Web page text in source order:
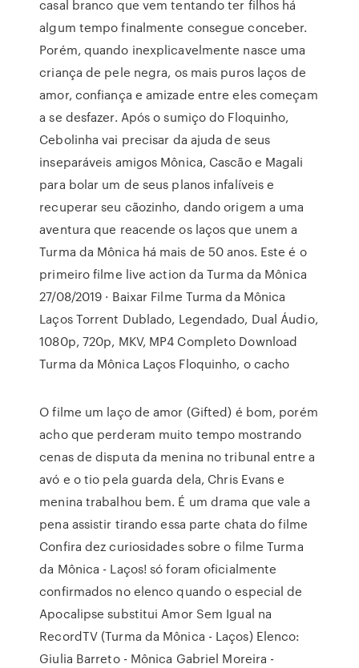
casal branco que vem tentando ter filhos há
algum tempo finalmente consegue conceber.
Porém, quando inexplicavelmente nasce uma
criança de pele negra, os mais puros laços de
amor, confiança e amizade entre eles começam
a se desfazer. Após o sumiço do Floquinho,
Cebolinha vai precisar da ajuda de seus
inseparáveis amigos Mônica, Cascão e Magali
para bolar um de seus planos infalíveis e
recuperar seu cãozinho, dando origem a uma
aventura que reacende os laços que unem a
Turma da Mônica há mais de 50 anos. Este é o
primeiro filme live action da Turma da Mônica
27/08/2019 · Baixar Filme Turma da Mônica
Laços Torrent Dublado, Legendado, Dual Áudio,
1080p, 720p, MKV, MP4 Completo Download
Turma da Mônica Laços Floquinho, o cacho
O filme um laço de amor (Gifted) é bom, porém
acho que perderam muito tempo mostrando
cenas de disputa da menina no tribunal entre a
avó e o tio pela guarda dela, Chris Evans e
menina trabalhou bem. É um drama que vale a
pena assistir tirando essa parte chata do filme
Confira dez curiosidades sobre o filme Turma
da Mônica - Laços! só foram oficialmente
confirmados no elenco quando o especial de
Apocalipse substitui Amor Sem Igual na
RecordTV (Turma da Mônica - Laços) Elenco:
Giulia Barreto - Mônica Gabriel Moreira -